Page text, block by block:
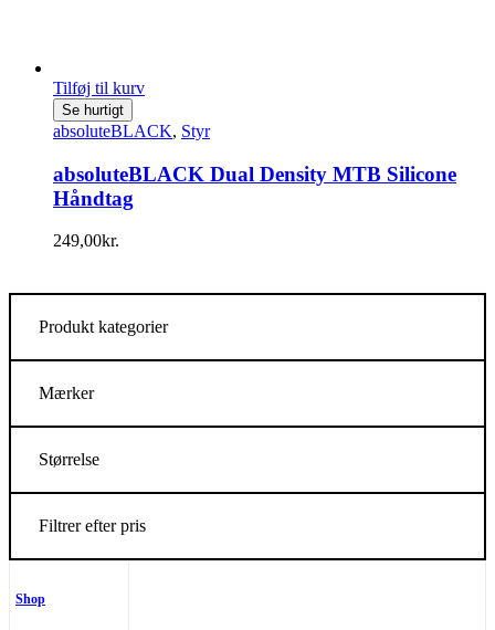
Tilføj til kurv
Se hurtigt
absoluteBLACK, Styr
absoluteBLACK Dual Density MTB Silicone
Håndtag
249,00kr.
Produkt kategorier
Mærker
Størrelse
Filtrer efter pris
Shop